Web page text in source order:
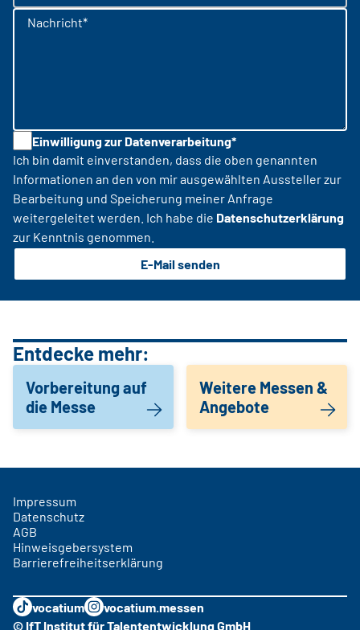
Nachricht*
Einwilligung zur Datenverarbeitung*
Ich bin damit einverstanden, dass die oben genannten
Informationen an den von mir ausgewählten Aussteller zur
Bearbeitung und Speicherung meiner Anfrage
weitergeleitet werden. Ich habe die Datenschutzerklärung
zur Kenntnis genommen.
E-Mail senden
Entdecke mehr:
Vorbereitung auf
die Messe
Weitere Messen &
Angebote
Impressum
Datenschutz
AGB
Hinweisgebersystem
Barrierefreiheitserklärung
vocatium
vocatium.messen
© IfT Institut für Talententwicklung GmbH